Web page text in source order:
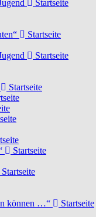
Startseite
Startseite
Startseite
Startseite
Startseite
Startseite
können …“
Startseite